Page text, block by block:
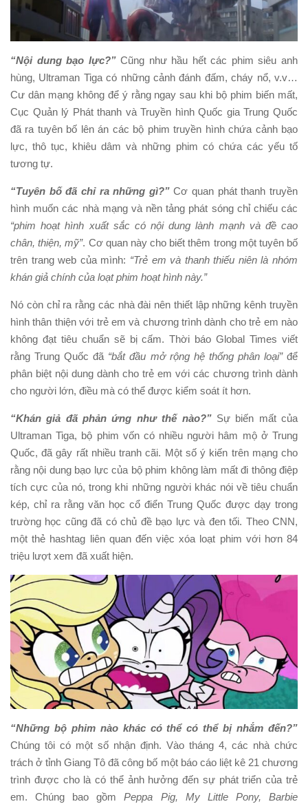
“Nội dung bạo lực?”Cũng như hầu hết các phim siêu anh
hùng, Ultraman Tiga có những cảnh đánh đấm, cháy nổ, v.v…
Cư dân mạng không để ý rằng ngay sau khi bộ phim biến mất,
Cục Quản lý Phát thanh và Truyền hình Quốc gia Trung Quốc
đã ra tuyên bố lên án các bộ phim truyền hình chứa cảnh bạo
lực, thô tục, khiêu dâm và những phim có chứa các yếu tố
tương tự.
“Tuyên bố đã chỉ ra những gì?”Cơ quan phát thanh truyền
hình muốn các nhà mạng và nền tảng phát sóng chỉ chiếu các
“phim hoạt hình xuất sắc có nội dung lành mạnh và đề cao
chân, thiện, mỹ”. Cơ quan này cho biết thêm trong một tuyên bố
trên trang web của mình: “Trẻ em và thanh thiếu niên là nhóm
khán giả chính của loạt phim hoạt hình này.”
Nó còn chỉ ra rằng các nhà đài nên thiết lập những kênh truyền
hình thân thiện với trẻ em và chương trình dành cho trẻ em nào
không đạt tiêu chuẩn sẽ bị cấm. Thời báo Global Times viết
rằng Trung Quốc đã “bắt đầu mở rộng hệ thống phân loại”để
phân biệt nội dung dành cho trẻ em với các chương trình dành
cho người lớn, điều mà có thể được kiểm soát ít hơn.
“Khán giả đã phản ứng như thế nào?”Sự biến mất của
Ultraman Tiga, bộ phim vốn có nhiều người hâm mộ ở Trung
Quốc, đã gây rất nhiều tranh cãi. Một số ý kiến trên mạng cho
rằng nội dung bạo lực của bộ phim không làm mất đi thông điệp
tích cực của nó, trong khi những người khác nói về tiêu chuẩn
kép, chỉ ra rằng văn học cổ điển Trung Quốc được dạy trong
trường học cũng đã có chủ đề bạo lực và đen tối. Theo CNN,
một thẻ hashtag liên quan đến việc xóa loạt phim với hơn 84
triệu lượt xem đã xuất hiện.
“Những bộ phim nào khác có thể có thể bị nhắm đến?”
Chúng tôi có một số nhận định. Vào tháng 4, các nhà chức
trách ở tỉnh Giang Tô đã công bố một báo cáo liệt kê 21 chương
trình được cho là có thể ảnh hưởng đến sự phát triển của trẻ
em. Chúng bao gồmPeppa Pig, My Little Pony, Barbie